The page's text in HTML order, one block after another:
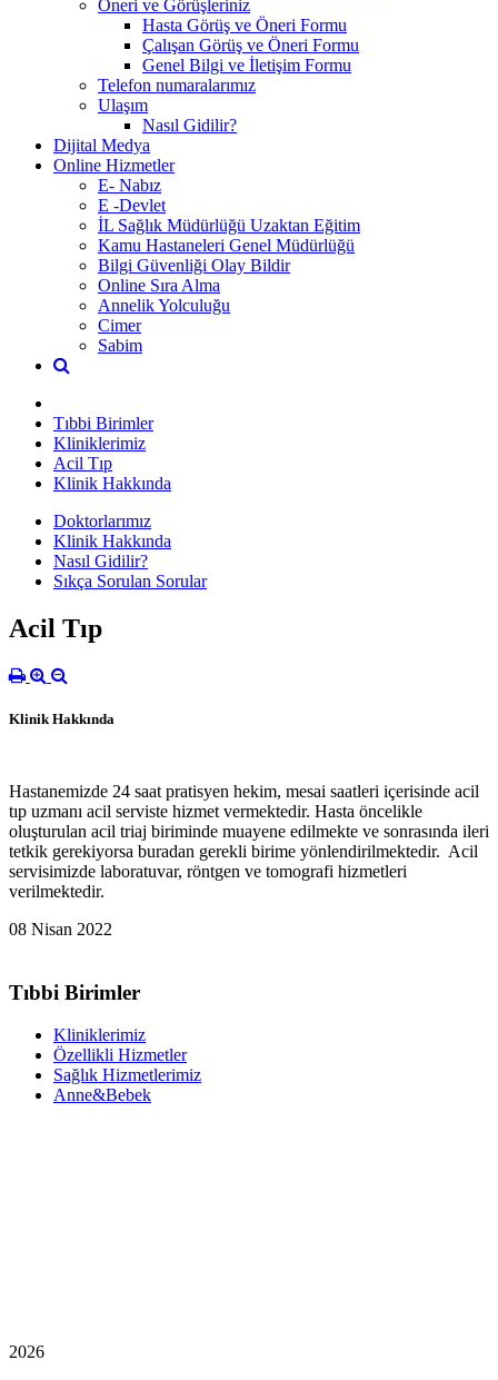
Öneri ve Görüşleriniz
Hasta Görüş ve Öneri Formu
Çalışan Görüş ve Öneri Formu
Genel Bilgi ve İletişim Formu
Telefon numaralarımız
Ulaşım
Nasıl Gidilir?
Dijital Medya
Online Hizmetler
E- Nabız
E -Devlet
İL Sağlık Müdürlüğü Uzaktan Eğitim
Kamu Hastaneleri Genel Müdürlüğü
Bilgi Güvenliği Olay Bildir
Online Sıra Alma
Annelik Yolculuğu
Cimer
Sabim
Tıbbi Birimler
Kliniklerimiz
Acil Tıp
Klinik Hakkında
Doktorlarımız
Klinik Hakkında
Nasıl Gidilir?
Sıkça Sorulan Sorular
Acil Tıp
Klinik Hakkında
Hastanemizde 24 saat pratisyen hekim, mesai saatleri içerisinde acil
tıp uzmanı acil serviste hizmet vermektedir. Hasta öncelikle
oluşturulan acil triaj biriminde muayene edilmekte ve sonrasında ileri
tetkik gerekiyorsa buradan gerekli birime yönlendirilmektedir. Acil
servisimizde laboratuvar, röntgen ve tomografi hizmetleri
verilmektedir.
08 Nisan 2022
Tıbbi Birimler
Kliniklerimiz
Özellikli Hizmetler
Sağlık Hizmetlerimiz
Anne&Bebek
2026